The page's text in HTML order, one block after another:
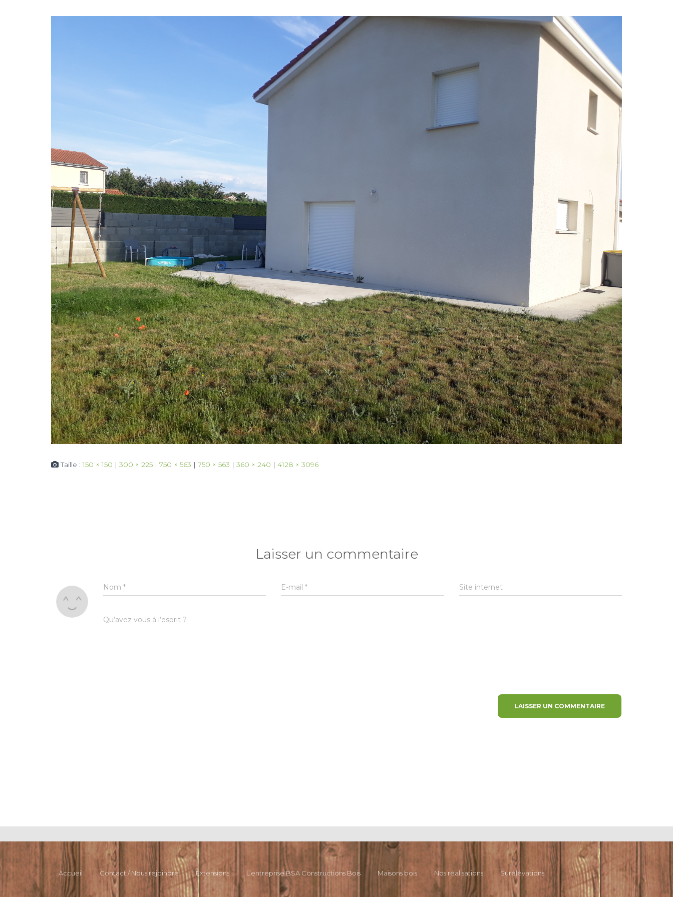
Taille :150 × 150 | 300 × 225 | 750 × 563 | 750 × 563 | 360 × 240 | 4128 × 3096
Laisser un commentaire
Nom * E-mail* Site internet
Qu’avez vous à l’esprit ?
Accueil Contact / Nous rejoindre Extensions L’entreprise BSA Constructions Bois Maisons bois Nos réalisations Surélévations